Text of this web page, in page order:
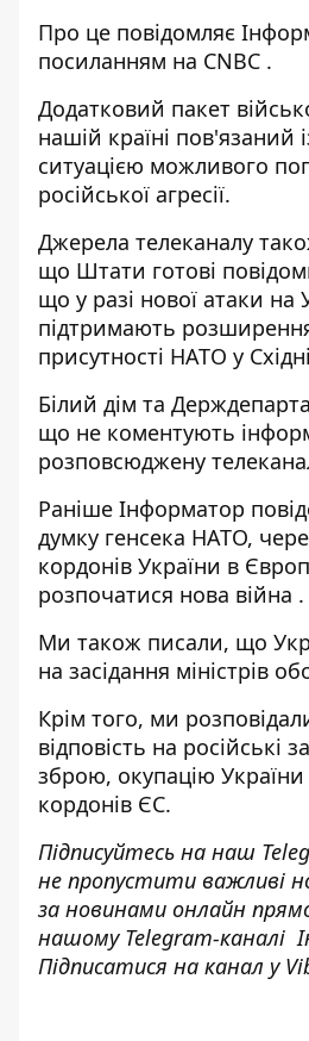
Про це повідомляє
посиланням на CNBC .
Додатковий пакет
нашій країні пов'язаний
ситуацією можливого
російської агресії.
Джерела телеканалу
що Штати готові
що у разі нової атаки на
підтримають
присутності НАТО у
Білий дім та
що не коментують
розповсюджену
Раніше Інформатор
думку генсека НАТО,
кордонів України в
розпочатися нова війна .
Ми також писали, що
на засідання міністрів
Крім того, ми
відповість на російські
зброю, окупацію України
кордонів ЄС.
Підписуйтесь на наш
не пропустити важливі
за новинами онлайн
нашому Telegram-каналі
Підписатися на канал у